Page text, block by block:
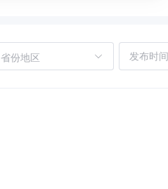
省份地区